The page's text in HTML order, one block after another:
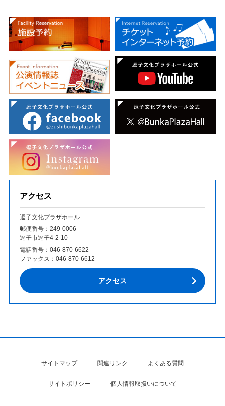
アクセス
逗子文化プラザホール
郵便番号：249‐0006
逗子市逗子4-2-10
電話番号： 046-870-6622
ファックス： 046-870-6612
アクセス
サイトマップ 関連リンク よくある質問
サイトポリシー 個人情報取扱いについて